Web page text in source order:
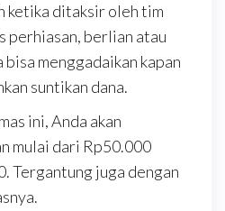
ketika ditaksir oleh tim
perhiasan, berlian atau
bisa menggadaikan kapan
suntikan dana.
ini, Anda akan
mulai dari Rp50.000
Tergantung juga dengan